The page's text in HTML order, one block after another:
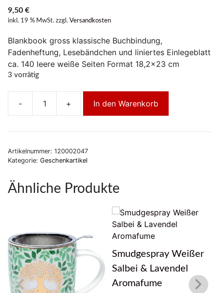
9,50 €
inkl. 19 % MwSt. zzgl. Versandkosten
Blankbook gross klassische Buchbindung,
Fadenheftung, Lesebändchen und liniertes Einlegeblatt
ca. 140 leere weiße Seiten Format 18,2×23 cm
3 vorrätig
-
Blankbook
Moon
Menge
+ In den Warenkorb
Artikelnummer: 120002047
Kategorie: Geschenkartikel
Ähnliche Produkte
Smudgespray Weißer
Salbei & Lavendel
Aromafume